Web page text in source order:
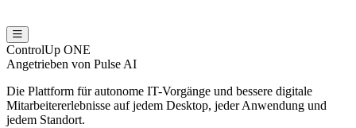
ControlUp ONE
Angetrieben von Pulse AI
Die Plattform für autonome IT-Vorgänge und bessere digitale
Mitarbeitererlebnisse auf jedem Desktop, jeder Anwendung und
jedem Standort.